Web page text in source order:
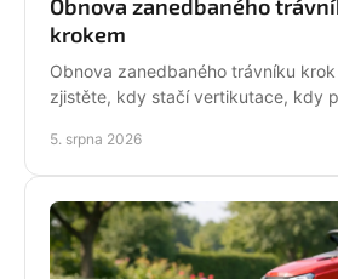
Obnova zanedbaného
krokem
Obnova zanedbaného trávníku
zjistěte, kdy stačí vertikutace, kdy
chyb
5. srpna 2026